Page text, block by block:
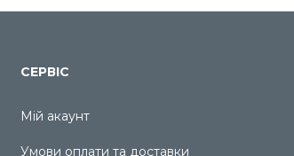
СЕРВІС
Мій акаунт
Умови оплати та доставки